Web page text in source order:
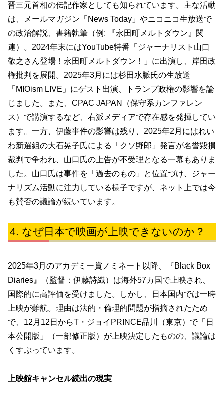
晋三元首相の伝記作家としても知られています。主な活動
は、メールマガジン「News Today」やニコニコ生放送で
の政治解説、書籍執筆（例: 『永田町メルトダウン』関
連）。2024年末にはYouTube特番「ジャーナリスト山口
敬之さん登場！永田町メルトダウン！」に出演し、岸田政
権批判を展開。2025年3月には杉田水脈氏の生放送
「MIOism LIVE」にゲスト出演、トランプ政権の影響を論
じました。また、CPAC JAPAN（保守系カンファレン
ス）で講演するなど、右派メディアで存在感を発揮してい
ます。一方、伊藤事件の影響は残り、2025年2月にはれい
わ新選組の大石晃子氏による「クソ野郎」発言が名誉毀損
裁判で争われ、山口氏の上告が不受理となる一幕もありま
した。山口氏は事件を「過去のもの」と位置づけ、ジャー
ナリズム活動に注力している様子ですが、ネット上では今
も賛否の議論が続いています。
なぜ日本で映画が上映できないのか？
2025年3月のアカデミー賞ノミネート以降、『Black Box
Diaries』（監督：伊藤詩織）は海外57カ国で上映され、
国際的に高評価を受けました。しかし、日本国内では一時
上映が難航。理由は法的・倫理的問題が指摘されたため
で、12月12日からT・ジョイPRINCE品川（東京）で「日
本公開版」（一部修正版）が上映決定したものの、議論は
くすぶっています。
上映館キャンセル続出の現実